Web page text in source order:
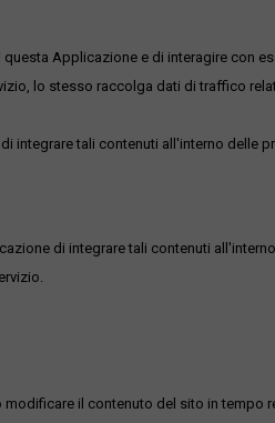
Applicazione e di interagire con
lo stesso raccolga dati di traffico
integrare tali contenuti all'interno delle
di integrare tali contenuti
il contenuto del sito in tempo